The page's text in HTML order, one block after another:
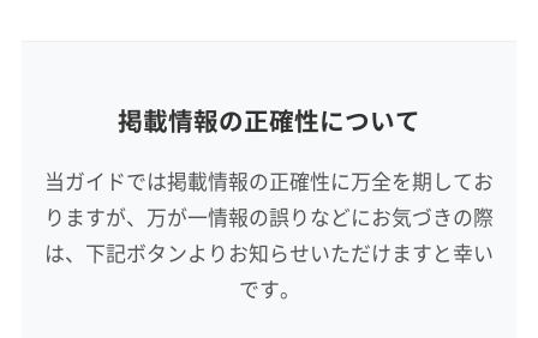
宮崎県都城市
対応地域
志布志市 姶良市 伊佐市 鹿屋市 鹿児島市
垂水市
曽於市
霧島市 姶良郡湧水町
肝属郡肝付町
肝属郡東串良町
掲載情報の正確性について
当ガイドでは掲載情報の正確性に万全を期してお
りますが、万が一情報の誤りなどにお気づきの際
は、下記ボタンよりお知らせいただけますと幸い
です。